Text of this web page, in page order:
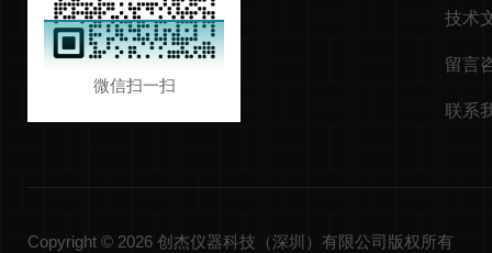
微信扫一扫
技术
留言
联系
Copyright © 2026 创杰仪器科技（深圳）有限公司版权所有